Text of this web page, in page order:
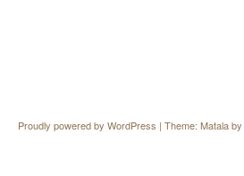
Proudly powered by WordPress | Theme: Matala by